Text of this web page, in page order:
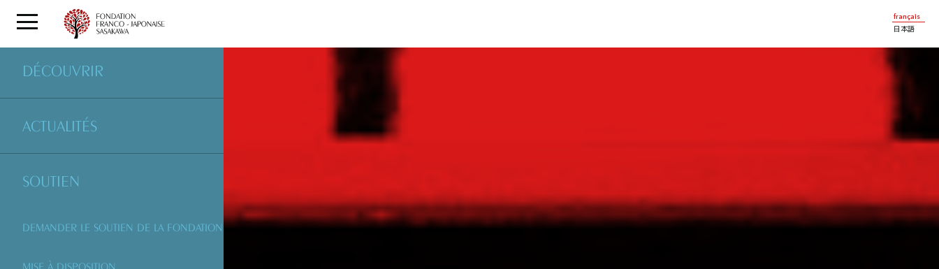
français
日本語
DÉCOUVRIR
ACTUALITÉS
SOUTIEN
DEMANDER LE SOUTIEN DE LA FONDATION